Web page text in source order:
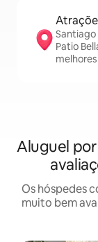
Santiago
Patio
Aluguel
Os hóspedes
muito bem